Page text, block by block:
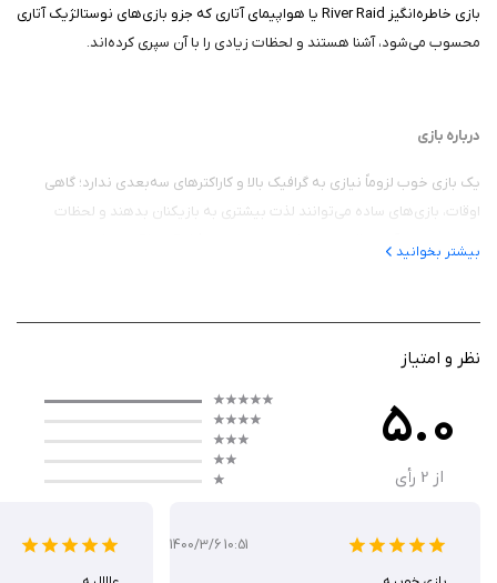
بازی خاطره‌انگیز River Raid یا هواپیمای آتاری که جزو بازی‌های نوستالژیک آتاری
محسوب می‌شود، آشنا هستند و لحظات زیادی را با آن سپری کرده‌اند.
درباره بازی
یک بازی خوب لزوماً نیازی به گرافیک بالا و کاراکترهای سه‌بعدی ندارد؛ گاهی
اوقات، بازی‌های ساده می‌توانند لذت بیشتری به بازیکنان بدهند و لحظات
هواپیمای آتاری» شناخته می‌شود، یکی از محبوب‌ترین بازی‌ها در میان ایرانیان
در River Raid، شما کنترل یک هواپیما را که بر روی یک رودخانه در حال حرکت
بیشتر بخوانید
نظر و امتیاز
5.0
از 2 رأی
1400/3/6 10:51